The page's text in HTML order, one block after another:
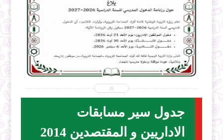
2026-07-31
ecoledz.net
جدول سير مسابقات
الاداريين و المقتصدين 2014